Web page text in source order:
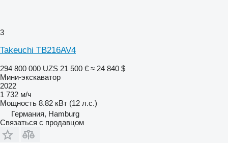
3
Takeuchi TB216AV4
294 800 000 UZS 21 500 € ≈ 24 840 $
Мини-экскаватор
2022
1 732 м/ч
Мощность 8.82 кВт (12 л.с.)
Германия, Hamburg
Связаться с продавцом